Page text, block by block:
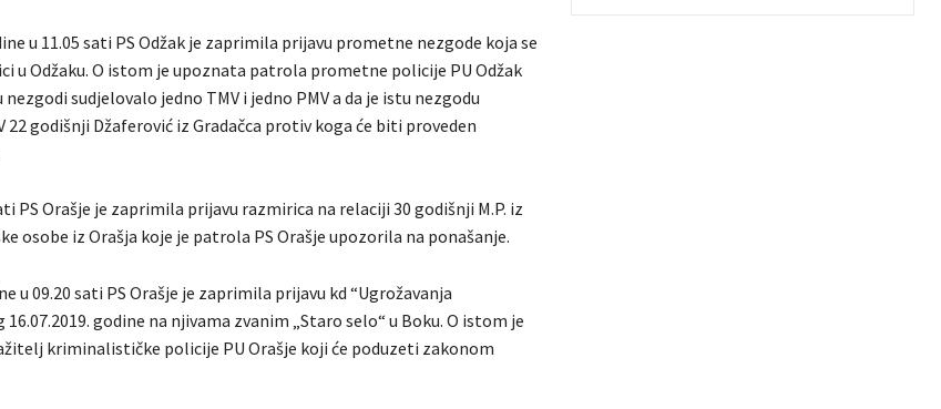
u 11.05 sati PS Odžak je zaprimila prijavu prometne nezgode koja se
u Odžaku. O istom je upoznata patrola prometne policije PU Odžak
sudjelovalo jedno TMV i jedno PMV a da je istu nezgodu
22 godišnji Džaferović iz Gradačca protiv koga će biti proveden
PS Orašje je zaprimila prijavu razmirica na relaciji 30 godišnji M.P. iz
osobe iz Orašja koje je patrola PS Orašje upozorila na ponašanje.
u 09.20 sati PS Orašje je zaprimila prijavu kd “Ugrožavanja
godine na njivama zvanim „Staro selo“ u Boku. O istom je
kriminalističke policije PU Orašje koji će poduzeti zakonom